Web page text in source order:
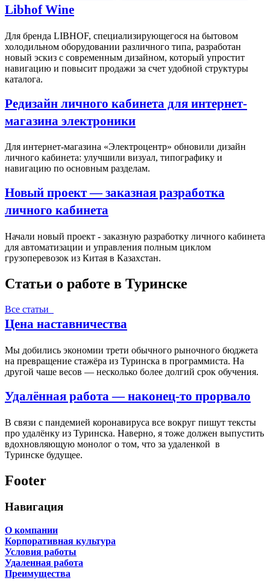
Libhof Wine
Для бренда LIBHOF, специализирующегося на бытовом
холодильном оборудовании различного типа, разработан
новый эскиз с современным дизайном, который упростит
навигацию и повысит продажи за счет удобной структуры
каталога.
Редизайн личного кабинета для интернет-
магазина электроники
Для интернет-магазина «Электроцентр» обновили дизайн
личного кабинета: улучшили визуал, типографику и
навигацию по основным разделам.
Новый проект — заказная разработка
личного кабинета
Начали новый проект - заказную разработку личного кабинета
для автоматизации и управления полным циклом
грузоперевозок из Китая в Казахстан.
Статьи о работе в Туринске
Все статьи
Цена наставничества
Мы добились экономии трети обычного рыночного бюджета
на превращение стажёра из Туринска в программиста. На
другой чаше весов — несколько более долгий срок обучения.
Удалённая работа — наконец-то прорвало
В связи с пандемией коронавируса все вокруг пишут тексты
про удалёнку из Туринска. Наверно, я тоже должен выпустить
вдохновляющую монолог о том, что за удаленкой в
Туринске будущее.
Footer
Навигация
О компании
Корпоративная культура
Условия работы
Удаленная работа
Преимущества